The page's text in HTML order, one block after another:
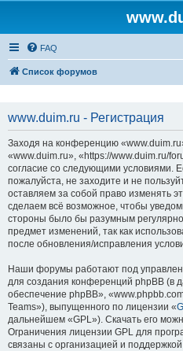
FAQ
Список форумов
www.duim.ru - Регистрация
Заходя на конференцию
«www.duim.ru», «https://www.duim.ru/
согласие со следующими условиями.
пожалуйста, не заходите и не
оставляем за собой право изменять
сделаем всё возможное, чтобы
стороны было бы разумным регулярно
предмет изменений, так как
после обновления/исправления
Наши форумы работают под
для создания конференций phpBB (в
обеспечение phpBB»,
Teams»), выпущенного по лицензии «
дальнейшем «GPL»). Скачать его
Ограничения лицензии GPL для
связаны с организацией и